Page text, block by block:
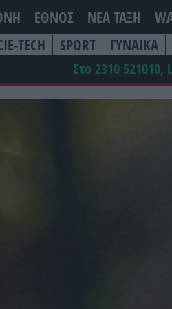
ΕΘΝΟΣ ΝΕΑ ΤΆΞΗ
TECH SPORT ΓΥΝΑΙΚΑ
Στο 2310 521010,